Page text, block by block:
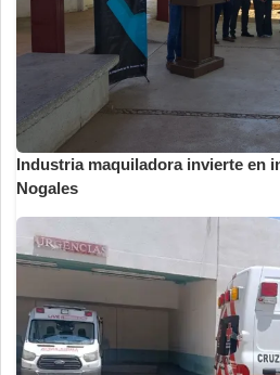
Industria maquiladora invierte en
Nogales